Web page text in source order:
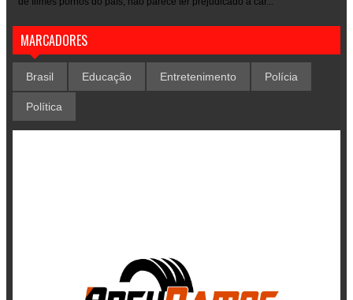
MARCADORES
Brasil Educação Entretenimento Polícia
Política